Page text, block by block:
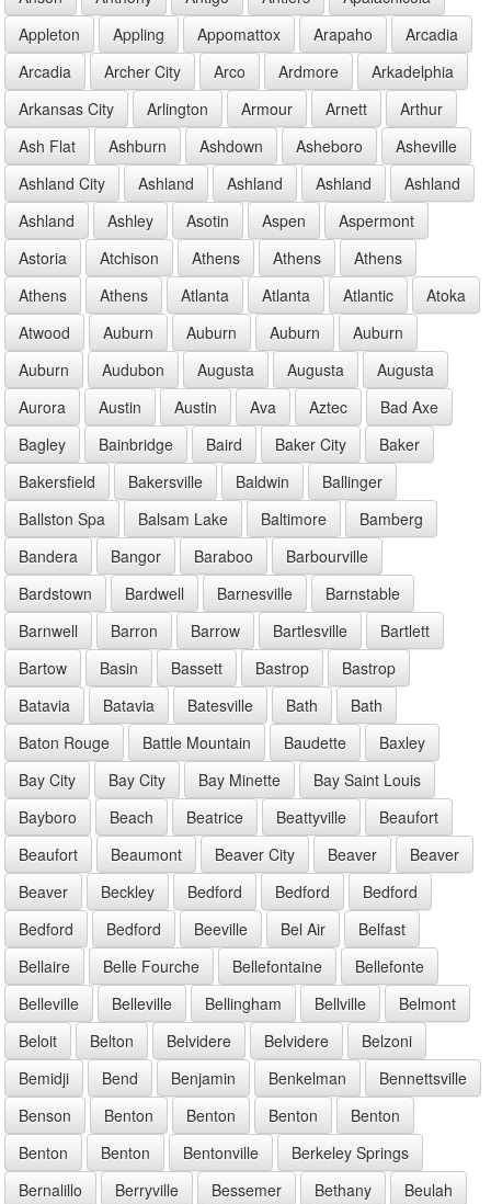
Appleton
Appling Appomattox Arapaho
Arcadia
Arcadia
Archer City Arco Ardmore
Arkadelphia
Arkansas City
Arlington Armour Arnett
Arthur
Ash Flat
Ashburn Ashdown Asheboro
Asheville
Ashland City
Ashland Ashland Ashland
Ashland
Ashland
Ashley Asotin Aspen
Aspermont
Astoria
Atchison Athens Athens
Athens
Athens
Athens Atlanta Atlanta Atlantic
Atoka
Atwood
Auburn Auburn Auburn
Auburn
Auburn
Audubon Augusta Augusta
Augusta
Aurora
Austin Austin Ava Aztec
Bad Axe
Bagley
Bainbridge Baird Baker City
Baker
Bakersfield
Bakersville Baldwin
Ballinger
Ballston Spa
Balsam Lake Baltimore
Bamberg
Bandera
Bangor Baraboo
Barbourville
Bardstown
Bardwell Barnesville
Barnstable
Barnwell
Barron Barrow Bartlesville
Bartlett
Bartow
Basin Bassett Bastrop
Bastrop
Batavia
Batavia Batesville Bath
Bath
Baton Rouge
Battle Mountain Baudette
Baxley
Bay City
Bay City Bay Minette
Bay Saint Louis
Bayboro
Beach Beatrice Beattyville
Beaufort
Beaufort
Beaumont Beaver City Beaver
Beaver
Beaver
Beckley Bedford Bedford
Bedford
Bedford
Bedford Beeville Bel Air
Belfast
Bellaire
Belle Fourche Bellefontaine
Bellefonte
Belleville
Belleville Bellingham Bellville
Belmont
Beloit
Belton Belvidere Belvidere
Belzoni
Bemidji
Bend Benjamin Benkelman
Bennettsville
Benson
Benton Benton Benton
Benton
Benton
Benton Bentonville
Berkeley Springs
Bernalillo
Berryville Bessemer Bethany
Beulah